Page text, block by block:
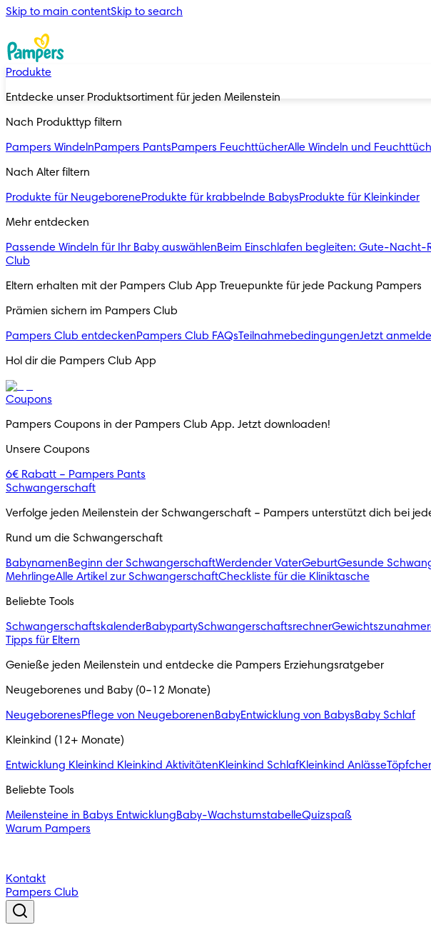
Skip to main contentSkip to search
Produkte
Entdecke unser Produktsortiment für jeden Meilenstein
Nach Produkttyp filtern
Pampers WindelnPampers PantsPampers FeuchttücherAlle Windeln und
Nach Alter filtern
Produkte für NeugeboreneProdukte für krabbelnde BabysProdukte für Kleinkinder
Mehr entdecken
Passende Windeln für Ihr Baby auswählenBeim Einschlafen begleiten: Gute-Nacht-
Club
Eltern erhalten mit der Pampers Club App Treuepunkte für jede Packung Pampers
Prämien sichern im Pampers Club
Pampers Club entdeckenPampers Club FAQsTeilnahmebedingungenJetzt
Hol dir die Pampers Club App
Coupons
Pampers Coupons in der Pampers Club App. Jetzt downloaden!
Unsere Coupons
6€ Rabatt – Pampers Pants
Schwangerschaft
Verfolge jeden Meilenstein der Schwangerschaft – Pampers unterstützt dich bei
Rund um die Schwangerschaft
BabynamenBeginn der SchwangerschaftWerdender VaterGeburtGesunde
MehrlingeAlle Artikel zur SchwangerschaftCheckliste für die Kliniktasche
Beliebte Tools
SchwangerschaftskalenderBabypartySchwangerschaftsrechner
Tipps für Eltern
Genieße jeden Meilenstein und entdecke die Pampers Erziehungsratgeber
Neugeborenes und Baby (0–12 Monate)
NeugeborenesPflege von NeugeborenenBabyEntwicklung von BabysBaby Schlaf
Kleinkind (12+ Monate)
Entwicklung Kleinkind Kleinkind AktivitätenKleinkind SchlafKleinkind Anlässe
Beliebte Tools
Meilensteine in Babys EntwicklungBaby-WachstumstabelleQuizspaß
Warum Pampers
Kontakt
Pampers Club